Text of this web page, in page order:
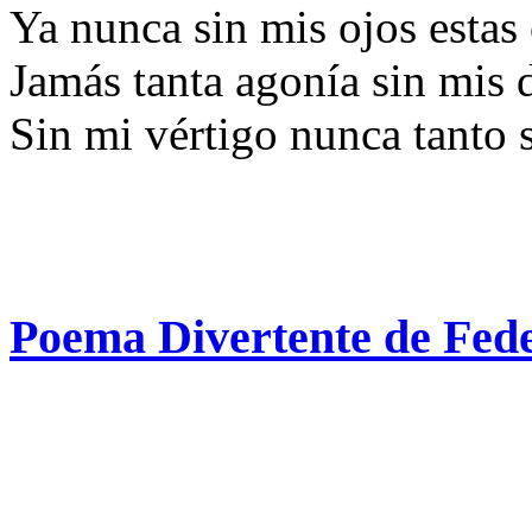
Ya nunca sin mis ojos estas
Jamás tanta agonía sin mis
Sin mi vértigo nunca tanto
Poema Divertente de